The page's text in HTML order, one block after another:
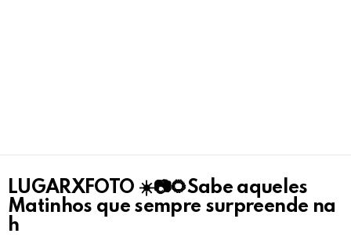
LUGARXFOTO ☀️📷🌻Sabe aqueles
Matinhos que sempre surpreende na
h